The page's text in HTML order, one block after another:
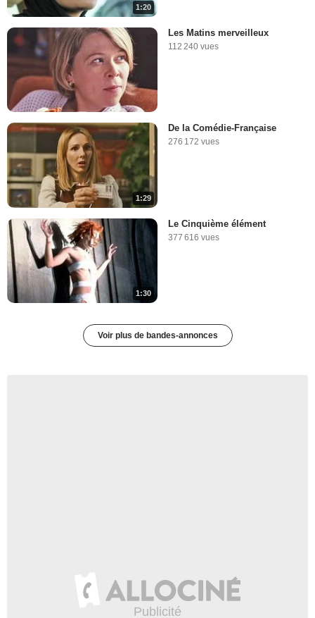
1:20
Les Matins merveilleux
112 240 vues
1:29
De la Comédie-Française
276 172 vues
1:30
Le Cinquième élément
377 616 vues
Voir plus de bandes-annonces